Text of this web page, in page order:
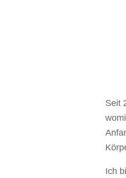
Seit
Ich